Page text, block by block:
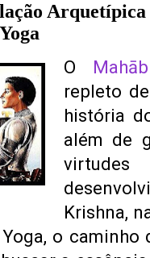
O
repleto
história
além de
Krishna,
o caminho